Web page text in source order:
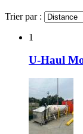
Trier par :
1
U-Haul